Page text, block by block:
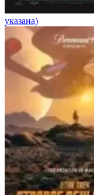
указана)